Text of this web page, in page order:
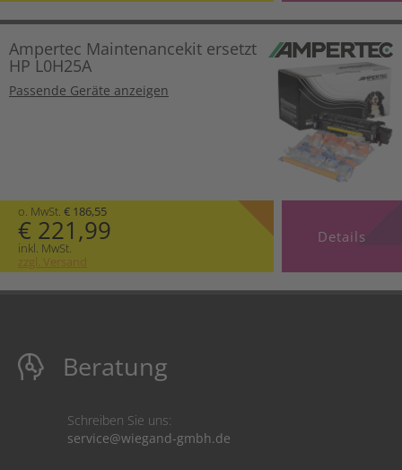
Ampertec Maintenancekit ersetzt
HP L0H25A
Passende Geräte anzeigen
o. MwSt. € 186,55
€ 221,99
inkl. MwSt.
zzgl. Versand
Details
Beratung
Schreiben Sie uns:
service@wiegand-gmbh.de